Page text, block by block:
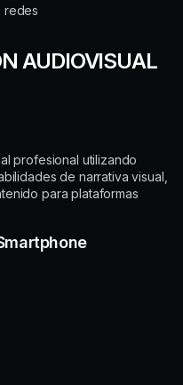
redes
AUDIOVISUAL
profesional utilizando
de narrativa visual,
para plataformas